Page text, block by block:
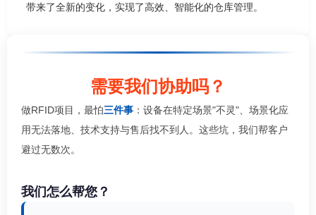
带来了全新的变化，实现了高效、智能化的仓库管理。
需要我们协助吗？
做RFID项目，最怕三件事 ：设备在特定场景"不灵"、场景化应
用无法落地、技术支持与售后找不到人。这些坑，我们帮客户
避过无数次。
我们怎么帮您？